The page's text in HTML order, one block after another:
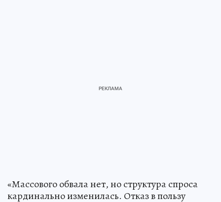
«Массового обвала нет, но структура спроса
кардинально изменилась. Отказ в пользу